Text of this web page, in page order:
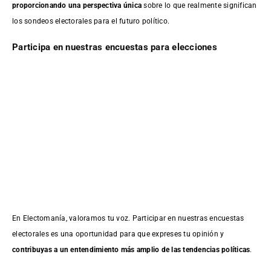
proporcionando una perspectiva única sobre lo que realmente significan
los sondeos electorales para el futuro político.
Participa en nuestras encuestas para elecciones
En Electomanía, valoramos tu voz. Participar en nuestras encuestas
electorales es una oportunidad para que expreses tu opinión y
contribuyas a un entendimiento más amplio de las tendencias políticas.